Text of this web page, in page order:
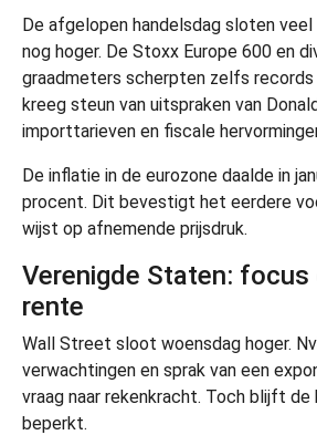
De afgelopen handelsdag sloten veel
nog hoger. De Stoxx Europe 600 en
graadmeters scherpten zelfs
kreeg steun van uitspraken van
importtarieven en fiscale
De inflatie in de eurozone daalde in
procent. Dit bevestigt het eerdere
wijst op afnemende prijsdruk.
Verenigde Staten: focus
rente
Wall Street sloot woensdag hoger.
verwachtingen en sprak van een
vraag naar rekenkracht. Toch blijft
beperkt.